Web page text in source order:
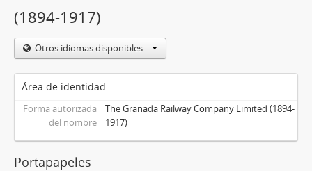
(1894-1917)
Otros idiomas disponibles
Área de identidad
Forma autorizada
del nombre
The Granada Railway Company Limited (1894-
1917)
Portapapeles